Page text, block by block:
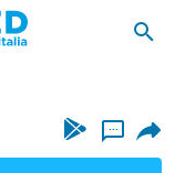
...